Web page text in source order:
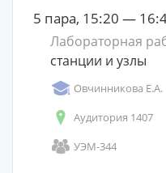
5 пара, 15:20 —
Лабораторная
станции и узлы
Овчинникова Е.А.
Аудитория 1407
УЭМ-344